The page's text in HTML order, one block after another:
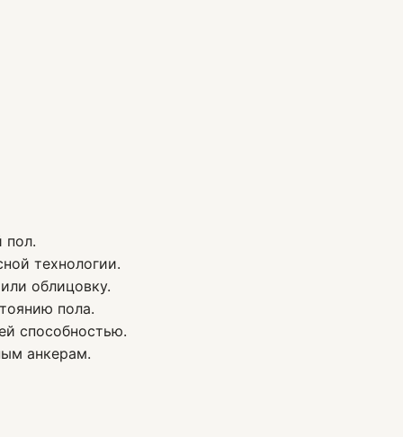
пол.
технологии.
облицовку.
пола.
способностью.
анкерам.